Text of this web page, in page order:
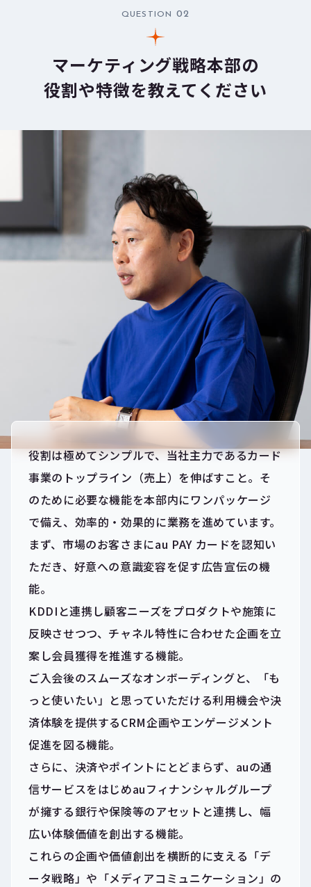
QUESTION 02
マーケティング戦略本部の
役割や特徴を教えてください
役割は極めてシンプルで、当社主力であるカード
事業のトップライン（売上）を伸ばすこと。そ
のために必要な機能を本部内にワンパッケージ
で備え、効率的・効果的に業務を進めています。
まず、市場のお客さまにau PAY カードを認知い
ただき、好意への意識変容を促す広告宣伝の機
能。
KDDIと連携し顧客ニーズをプロダクトや施策に
反映させつつ、チャネル特性に合わせた企画を立
案し会員獲得を推進する機能。
ご入会後のスムーズなオンボーディングと、「も
っと使いたい」と思っていただける利用機会や決
済体験を提供するCRM企画やエンゲージメント
促進を図る機能。
さらに、決済やポイントにとどまらず、auの通
信サービスをはじめauフィナンシャルグループ
が擁する銀行や保険等のアセットと連携し、幅
広い体験価値を創出する機能。
これらの企画や価値創出を横断的に支える「デ
ータ戦略」や「メディアコミュニケーション」の